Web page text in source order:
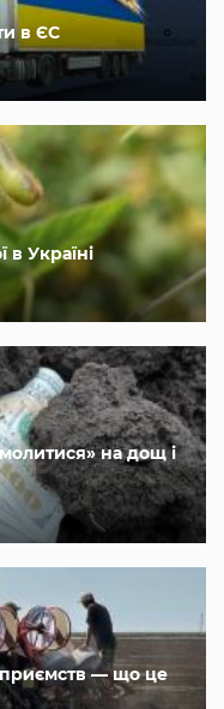
в ЄС
в Україні
на дощ і
— що це